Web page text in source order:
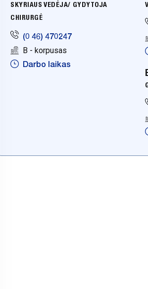
SKYRIAUS VEDĖJA/ GYDYTOJA
CHIRURGĖ
(0 46) 470247
B - korpusas
Darbo laikas